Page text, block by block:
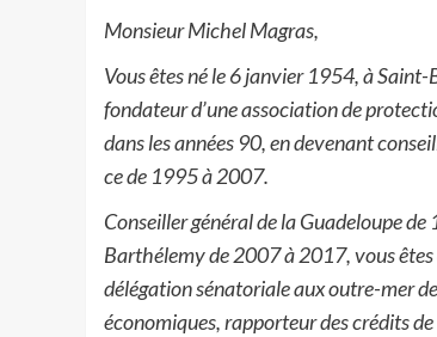
Monsieur Michel Magras,
Vous êtes né le 6 janvier 1954, à Saint-
fondateur d’une association de
dans les années 90, en devenant
ce de 1995 à 2007.
Conseiller général de la Guadeloupe
Barthélemy de 2007 à 2017, vous
délégation sénatoriale aux outre-mer
économiques, rapporteur des crédits